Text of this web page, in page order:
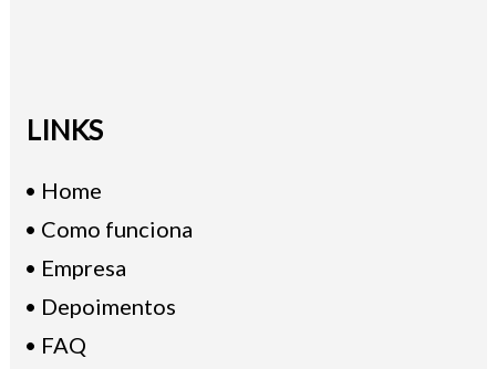
LINKS
• Home
• Como funciona
• Empresa
• Depoimentos
• FAQ